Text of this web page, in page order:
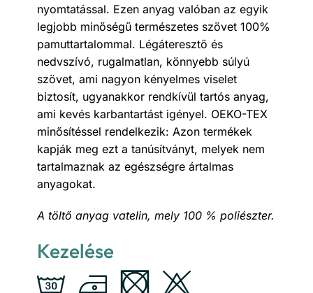
nyomtatással. Ezen anyag valóban az egyik
legjobb minőségű természetes szövet 100%
pamuttartalommal. Légáteresztő és
nedvszívó, rugalmatlan, könnyebb súlyú
szövet, ami nagyon kényelmes viselet
biztosít, ugyanakkor rendkívül tartós anyag,
ami kevés karbantartást igényel. OEKO-TEX
minősítéssel rendelkezik: Azon termékek
kapják meg ezt a tanúsítványt, melyek nem
tartalmaznak az egészségre ártalmas
anyagokat.
A töltő anyag vatelin, mely 100 % poliészter.
Kezelése